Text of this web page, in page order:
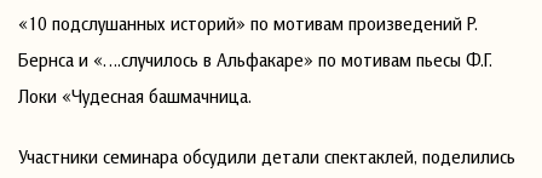
«10 подслушанных историй» по мотивам произведений Р.
Бернса и «….случилось в Альфакаре» по мотивам пьесы Ф.Г.
Локи «Чудесная башмачница.
Участники семинара обсудили детали спектаклей, поделились